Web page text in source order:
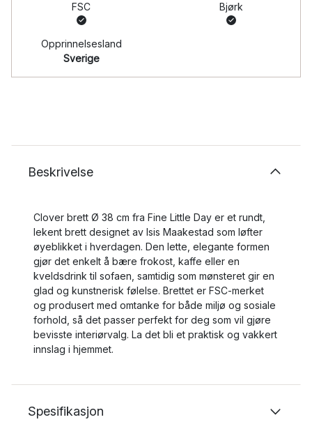
FSC Bjørk
Opprinnelsesland
Sverige
Beskrivelse
Clover brett Ø 38 cm fra Fine Little Day er et rundt,
lekent brett designet av Isis Maakestad som løfter
øyeblikket i hverdagen. Den lette, elegante formen
gjør det enkelt å bære frokost, kaffe eller en
kveldsdrink til sofaen, samtidig som mønsteret gir en
glad og kunstnerisk følelse. Brettet er FSC-merket
og produsert med omtanke for både miljø og sosiale
forhold, så det passer perfekt for deg som vil gjøre
bevisste interiørvalg. La det bli et praktisk og vakkert
innslag i hjemmet.
Spesifikasjon